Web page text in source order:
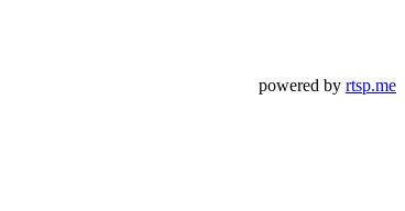
powered by rtsp.me